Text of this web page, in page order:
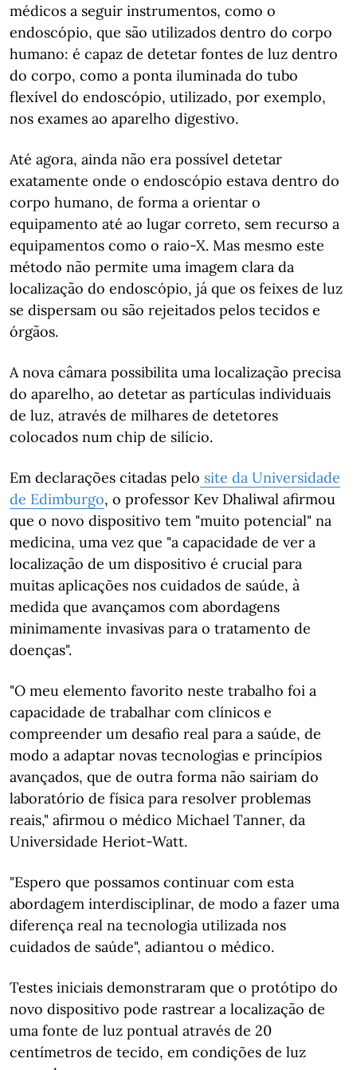
médicos a seguir instrumentos, como o
endoscópio, que são utilizados dentro do corpo
humano: é capaz de detetar fontes de luz dentro
do corpo, como a ponta iluminada do tubo
flexível do endoscópio, utilizado, por exemplo,
nos exames ao aparelho digestivo.
Até agora, ainda não era possível detetar
exatamente onde o endoscópio estava dentro do
corpo humano, de forma a orientar o
equipamento até ao lugar correto, sem recurso a
equipamentos como o raio-X. Mas mesmo este
método não permite uma imagem clara da
localização do endoscópio, já que os feixes de luz
se dispersam ou são rejeitados pelos tecidos e
órgãos.
A nova câmara possibilita uma localização precisa
do aparelho, ao detetar as partículas individuais
de luz, através de milhares de detetores
colocados num chip de silício.
Em declarações citadas pelo site da Universidade
de Edimburgo, o professor Kev Dhaliwal afirmou
que o novo dispositivo tem "muito potencial" na
medicina, uma vez que "a capacidade de ver a
localização de um dispositivo é crucial para
muitas aplicações nos cuidados de saúde, à
medida que avançamos com abordagens
minimamente invasivas para o tratamento de
doenças".
"O meu elemento favorito neste trabalho foi a
capacidade de trabalhar com clínicos e
compreender um desafio real para a saúde, de
modo a adaptar novas tecnologias e princípios
avançados, que de outra forma não sairiam do
laboratório de física para resolver problemas
reais," afirmou o médico Michael Tanner, da
Universidade Heriot-Watt.
"Espero que possamos continuar com esta
abordagem interdisciplinar, de modo a fazer uma
diferença real na tecnologia utilizada nos
cuidados de saúde", adiantou o médico.
Testes iniciais demonstraram que o protótipo do
novo dispositivo pode rastrear a localização de
uma fonte de luz pontual através de 20
centímetros de tecido, em condições de luz